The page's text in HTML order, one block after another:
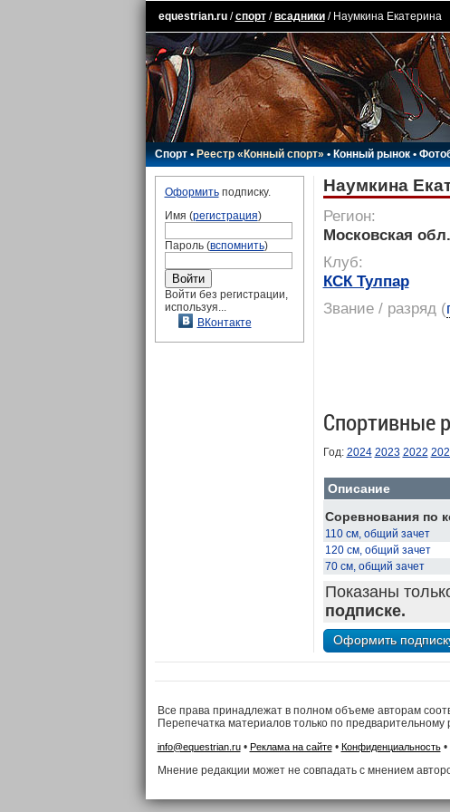
equestrian.ru/спорт/всадники/ Наумкина Екатерина
Спорт•Реестр «Конный спорт»•Конный рынок•
Оформитьподписку.
Имя (регистрация)
Пароль (вспомнить)
Войти без регистрации,
используя...
ВКонтакте
Наумкина
Регион:
Московская
Клуб:
КСК Тулпар
Звание / разряд(
Спортивные
Год: 2024 2023 2022
Описание
Соревнования по
110 см, общий зачет
120 см, общий зачет
70 см, общий зачет
Показаны
подписке.
Все права принадлежат в полном объеме авторам
Перепечатка материалов только по
info@equestrian.ru• Реклама на сайте• Конфиденциальность•
Мнение редакции может не совпадать с мнением